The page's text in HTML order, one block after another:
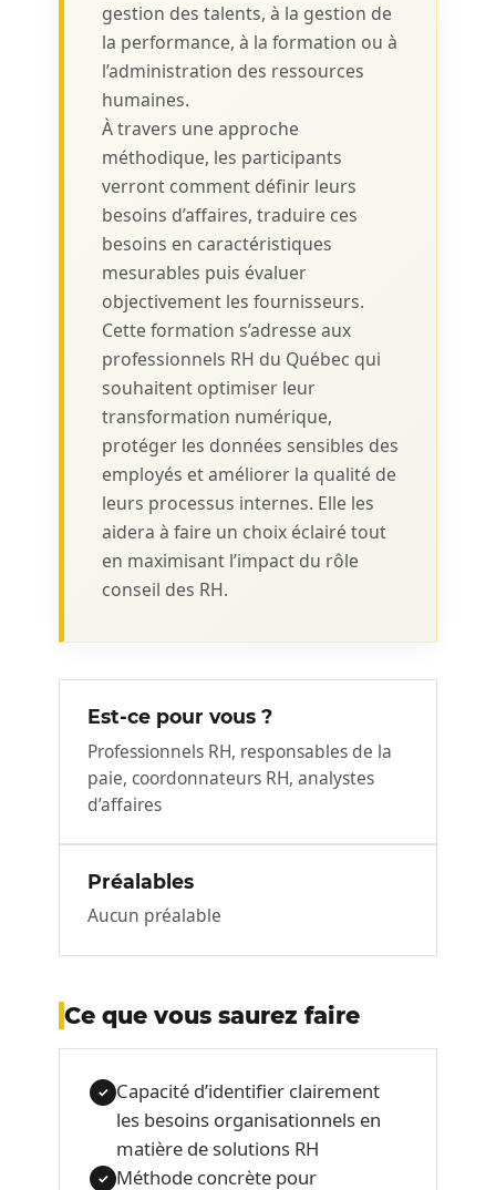
gestion des talents, à la gestion de
la performance, à la formation ou à
l’administration des ressources
humaines.
À travers une approche
méthodique, les participants
verront comment définir leurs
besoins d’affaires, traduire ces
besoins en caractéristiques
mesurables puis évaluer
objectivement les fournisseurs.
Cette formation s’adresse aux
professionnels RH du Québec qui
souhaitent optimiser leur
transformation numérique,
protéger les données sensibles des
employés et améliorer la qualité de
leurs processus internes. Elle les
aidera à faire un choix éclairé tout
en maximisant l’impact du rôle
conseil des RH.
Est-ce pour vous ?
Professionnels RH, responsables de la
paie, coordonnateurs RH, analystes
d’affaires
Préalables
Aucun préalable
Ce que vous saurez faire
✓ Capacité d’identifier clairement
les besoins organisationnels en
matière de solutions RH
✓ Méthode concrète pour